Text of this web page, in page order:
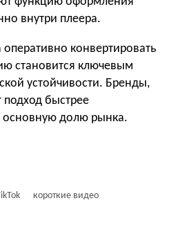
внутри плеера.
конвертировать
становится ключевым
устойчивости. Бренды,
подход быстрее
основную долю рынка.
короткие видео